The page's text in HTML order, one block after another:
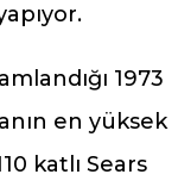
1973
en yüksek
katlı Sears